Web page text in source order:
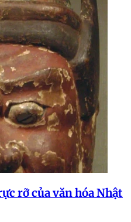
rỡ của văn hóa Nhật